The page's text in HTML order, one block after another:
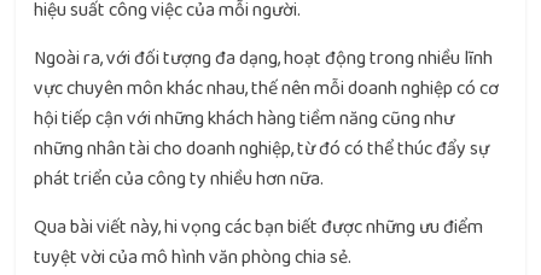
hiệu suất công việc của mỗi người.
Ngoài ra, với đối tượng đa dạng, hoạt động trong nhiều lĩnh
vực chuyên môn khác nhau, thế nên mỗi doanh nghiệp có cơ
hội tiếp cận với những khách hàng tiềm năng cũng như
những nhân tài cho doanh nghiệp, từ đó có thể thúc đẩy sự
phát triển của công ty nhiều hơn nữa.
Qua bài viết này, hi vọng các bạn biết được những ưu điểm
tuyệt vời của mô hình văn phòng chia sẻ.